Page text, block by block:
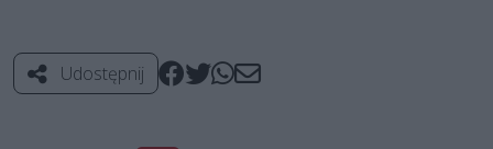
Udostępnij